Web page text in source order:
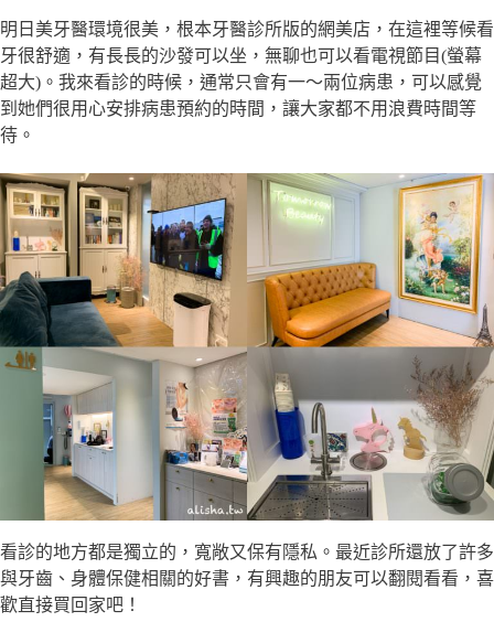
明日美牙醫環境很美，根本牙醫診所版的網美店，在這裡等候看
牙很舒適，有長長的沙發可以坐，無聊也可以看電視節目(螢幕
超大)。我來看診的時候，通常只會有一～兩位病患，可以感覺
到她們很用心安排病患預約的時間，讓大家都不用浪費時間等
待。
看診的地方都是獨立的，寬敞又保有隱私。最近診所還放了許多
與牙齒、身體保健相關的好書，有興趣的朋友可以翻閱看看，喜
歡直接買回家吧！